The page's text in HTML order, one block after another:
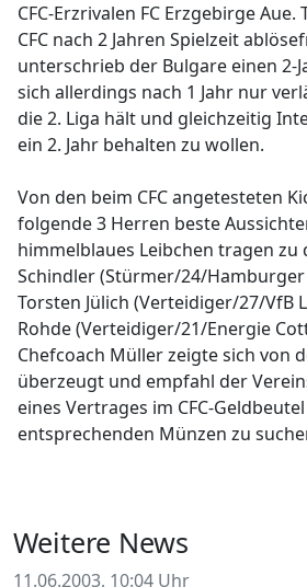
CFC-Erzrivalen FC Erzgebirge
CFC nach 2 Jahren Spielzeit
unterschrieb der Bulgare einen 2-
sich allerdings nach 1 Jahr nur
die 2. Liga hält und gleichzeitig
ein 2. Jahr behalten zu wollen.
Von den beim CFC angetesteten
folgende 3 Herren beste
himmelblaues Leibchen tragen zu
Schindler (Stürmer/24/Hamburger
Torsten Jülich (Verteidiger/27/VfB
Rohde (Verteidiger/21/Energie
Chefcoach Müller zeigte sich von
überzeugt und empfahl der
eines Vertrages im CFC-
entsprechenden Münzen zu
Weitere News
11.06.2003, 10:04 Uhr